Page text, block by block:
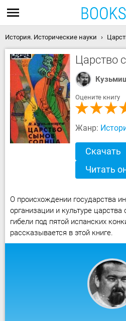
История. Исторические науки
Царство
Оцените книгу
Жанр:
Скачать
Читать
О происхождении государства
организации и культуре
гибели под пятой испанских
рассказывается в этой книге.